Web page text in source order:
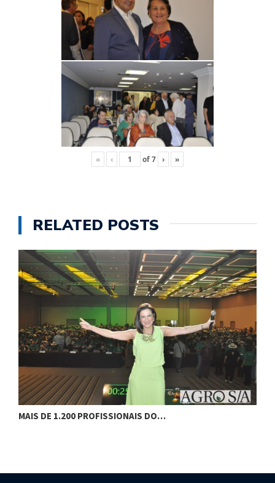
« ‹ of7 › »
RELATED POSTS
MAIS DE 1.200 PROFISSIONAIS DO…